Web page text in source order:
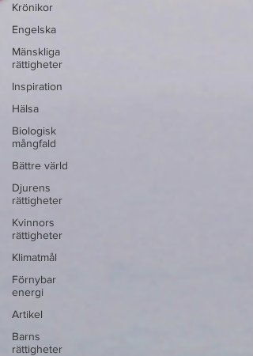
Krönikor
Engelska
Mänskliga
rättigheter
Inspiration
Hälsa
Biologisk
mångfald
Bättre värld
Djurens
rättigheter
Kvinnors
rättigheter
Klimatmål
Förnybar
energi
Artikel
Barns
rättigheter